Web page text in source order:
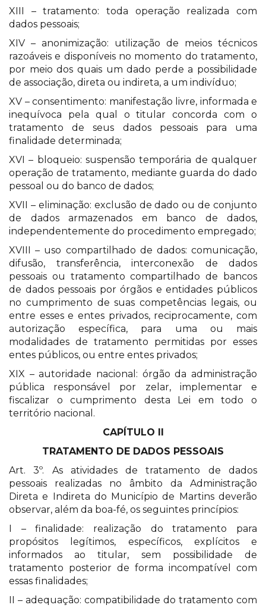
XIII – tratamento: toda operação realizada com
dados pessoais;
XIV – anonimização: utilização de meios técnicos
razoáveis e disponíveis no momento do tratamento,
por meio dos quais um dado perde a possibilidade
de associação, direta ou indireta, a um indivíduo;
XV – consentimento: manifestação livre, informada e
inequívoca pela qual o titular concorda com o
tratamento de seus dados pessoais para uma
finalidade determinada;
XVI – bloqueio: suspensão temporária de qualquer
operação de tratamento, mediante guarda do dado
pessoal ou do banco de dados;
XVII – eliminação: exclusão de dado ou de conjunto
de dados armazenados em banco de dados,
independentemente do procedimento empregado;
XVIII – uso compartilhado de dados: comunicação,
difusão, transferência, interconexão de dados
pessoais ou tratamento compartilhado de bancos
de dados pessoais por órgãos e entidades públicos
no cumprimento de suas competências legais, ou
entre esses e entes privados, reciprocamente, com
autorização específica, para uma ou mais
modalidades de tratamento permitidas por esses
entes públicos, ou entre entes privados;
XIX – autoridade nacional: órgão da administração
pública responsável por zelar, implementar e
fiscalizar o cumprimento desta Lei em todo o
território nacional.
CAPÍTULO II
TRATAMENTO DE DADOS PESSOAIS
Art. 3º. As atividades de tratamento de dados
pessoais realizadas no âmbito da Administração
Direta e Indireta do Município de Martins deverão
observar, além da boa-fé, os seguintes princípios:
I – finalidade: realização do tratamento para
propósitos legítimos, específicos, explícitos e
informados ao titular, sem possibilidade de
tratamento posterior de forma incompatível com
essas finalidades;
II – adequação: compatibilidade do tratamento com